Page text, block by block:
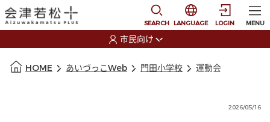
SEARCH
選択すると言語の切
LANGUAGE LOGIN MENU
市民向け
HOME あいづっこWeb 門田小学校 運動会
2026/05/16